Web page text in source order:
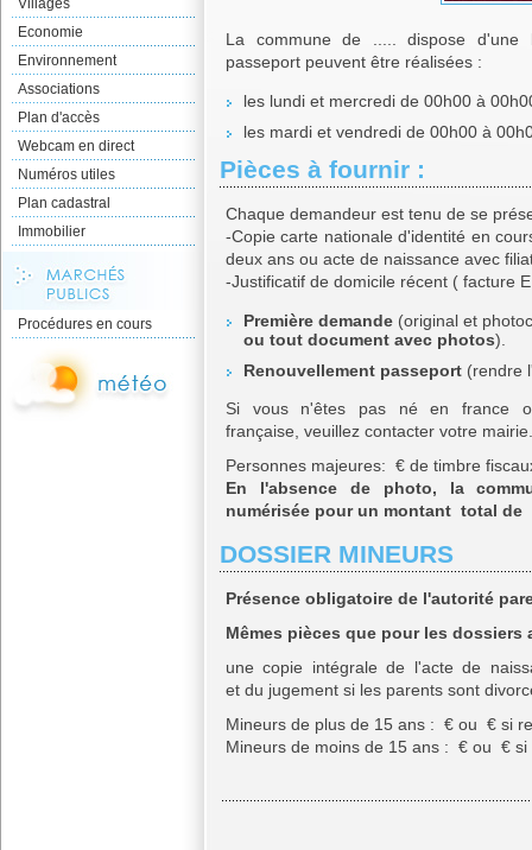
Villages
Economie
Environnement
Associations
Plan d'accès
Webcam en direct
Numéros utiles
Plan cadastral
Immobilier
Procédures en cours
La commune de ..... dispose d'une
passeport peuvent être réalisées :
les lundi et mercredi de 00h00 à
les mardi et vendredi de 00h00 à
Pièces à fournir :
Chaque demandeur est tenu de se
-Copie carte nationale d'identité en
deux ans ou acte de naissance avec
-Justificatif de domicile récent ( facture
Première demande (original et
ou tout document avec photos).
Renouvellement passeport (rendre
Si vous n'êtes pas né en france
française, veuillez contacter votre mairie.
Personnes majeures: € de timbre
En l'absence de photo, la
numérisée pour un montant total de
DOSSIER MINEURS
Présence obligatoire de l'autorité
Mêmes pièces que pour les dossiers
une copie intégrale de l'acte de
et du jugement si les parents sont
Mineurs de plus de 15 ans : € ou € si
Mineurs de moins de 15 ans : € ou €